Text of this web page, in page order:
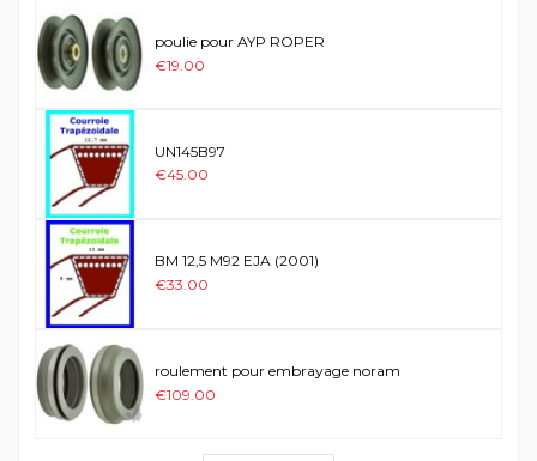
poulie pour AYP ROPER
€19.00
UN145B97
€45.00
BM 12,5 M92 EJA (2001)
€33.00
roulement pour embrayage noram
€109.00